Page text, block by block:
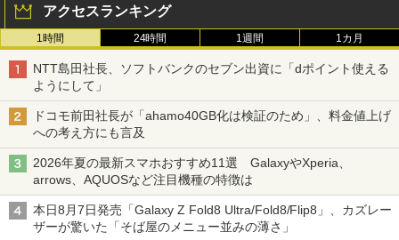
アクセスランキング
1時間 24時間 1週間 1カ月
NTT島田社長、ソフトバンクのセブン出資に「dポイント使える
ようにして」
ドコモ前田社長が「ahamo40GB化は検証のため」、料金値上げ
への考え方にも言及
2026年夏の最新スマホおすすめ11選 GalaxyやXperia、
arrows、AQUOSなど注目機種の特徴は
本日8月7日発売「Galaxy Z Fold8 Ultra/Fold8/Flip8」、カズレー
ザーが驚いた「そば屋のメニュー並みの薄さ」